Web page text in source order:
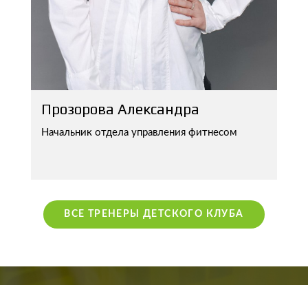
Прозорова Александра
Начальник отдела управления фитнесом
ВСЕ ТРЕНЕРЫ ДЕТСКОГО КЛУБА